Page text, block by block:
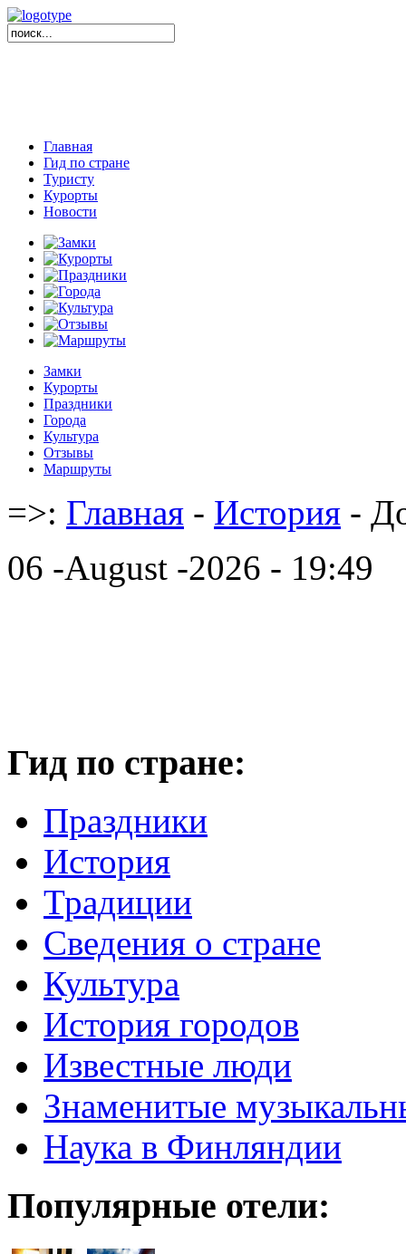
Главная
Гид по стране
Туристу
Курорты
Новости
Замки
Курорты
Праздники
Города
Культура
Отзывы
Маршруты
=>: Главная - История -
06 -August -2026 - 19:49
Гид по стране:
Праздники
История
Традиции
Cведения о стране
Культура
История городов
Известные люди
Знаменитые
Наука в Финляндии
Популярные отели: